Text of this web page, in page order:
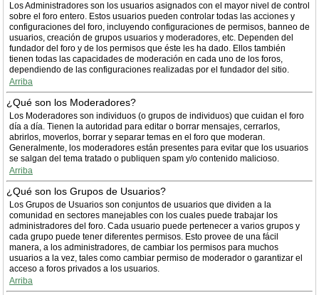
Los Administradores son los usuarios asignados con el mayor nivel de control
sobre el foro entero. Estos usuarios pueden controlar todas las acciones y
configuraciones del foro, incluyendo configuraciones de permisos, banneo de
usuarios, creación de grupos usuarios y moderadores, etc. Dependen del
fundador del foro y de los permisos que éste les ha dado. Ellos también
tienen todas las capacidades de moderación en cada uno de los foros,
dependiendo de las configuraciones realizadas por el fundador del sitio.
Arriba
¿Qué son los Moderadores?
Los Moderadores son individuos (o grupos de individuos) que cuidan el foro
día a día. Tienen la autoridad para editar o borrar mensajes, cerrarlos,
abrirlos, moverlos, borrar y separar temas en el foro que moderan.
Generalmente, los moderadores están presentes para evitar que los usuarios
se salgan del tema tratado o publiquen spam y/o contenido malicioso.
Arriba
¿Qué son los Grupos de Usuarios?
Los Grupos de Usuarios son conjuntos de usuarios que dividen a la
comunidad en sectores manejables con los cuales puede trabajar los
administradores del foro. Cada usuario puede pertenecer a varios grupos y
cada grupo puede tener diferentes permisos. Esto provee de una fácil
manera, a los administradores, de cambiar los permisos para muchos
usuarios a la vez, tales como cambiar permiso de moderador o garantizar el
acceso a foros privados a los usuarios.
Arriba